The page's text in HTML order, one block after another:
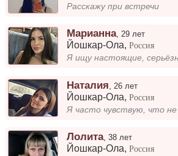
Расскажу при встречи
Марианна,29 лет
Йошкар-Ола,Россия
Наталия 26 лет
Йошкар-Ола,Россия
Лолита,38 лет
Йошкар-Ола,Россия